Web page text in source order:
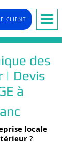
CLIENT
des
| Devis
à
locale
?